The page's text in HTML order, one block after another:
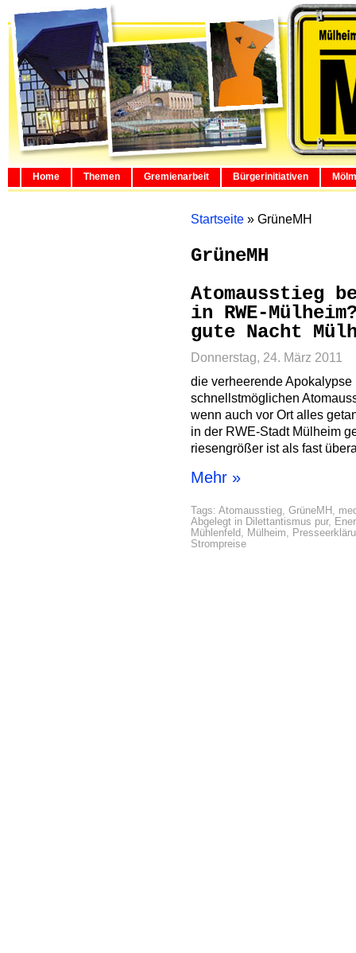
Home Themen Gremienarbeit Bürgerinitiativen
Startseite » GrüneMH
GrüneMH
Atomausstieg
in RWE-
gute Nacht
Donnerstag, 24. März 2011
die verheerende
schnellstmöglichen
wenn auch vor Ort alles
in der RWE-Stadt Mülheim
riesengrößer ist als fast
Mehr »
Tags: Atomausstieg, GrüneMH ,
Abgelegt in Dilettantismus pur,
Mühlenfeld, Mülheim,
Strompreise